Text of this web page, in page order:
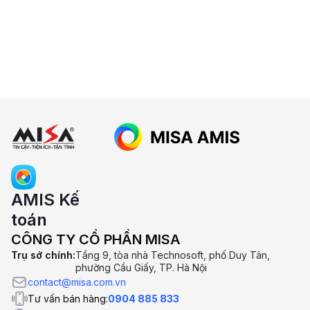
online
AMIS Kế
toán
CÔNG TY CỔ PHẦN MISA
Trụ sở chính:Tầng 9, tòa nhà Technosoft, phố Duy Tân,
phường Cầu Giấy, TP. Hà Nội
contact@misa.com.vn
Tư vấn bán hàng:0904 885 833